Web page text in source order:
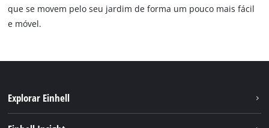
que se movem pelo seu jardim de forma um pouco mais fácil
e móvel.
Explorar Einhell